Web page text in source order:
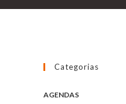
Categorias
AGENDAS